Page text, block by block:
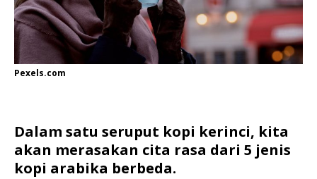
Pexels.com
Dalam satu seruput kopi kerinci, kita
akan merasakan cita rasa dari 5 jenis
kopi arabika berbeda.